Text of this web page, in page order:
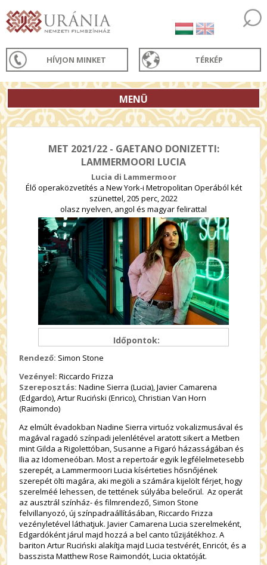
HÍVJON MINKET TÉRKÉP
MENÜ
MET 2021/22 - GAETANO DONIZETTI:
LAMMERMOORI LUCIA
Lucia di Lammermoor
Élő operaközvetítés a New York-i Metropolitan Operából két
szünettel, 205 perc, 2022
olasz nyelven, angol és magyar felirattal
Időpontok:
Rendező: Simon Stone
Vezényel: Riccardo Frizza
Szereposztás: Nadine Sierra (Lucia), Javier Camarena
(Edgardo), Artur Ruciński (Enrico), Christian Van Horn
(Raimondo)
Az elmúlt évadokban Nadine Sierra virtuóz vokalizmusával és
magával ragadó színpadi jelenlétével aratott sikert a Metben
mint Gilda a Rigolettóban, Susanne a Figaró házasságában és
Ilia az Idomeneóban. Most a repertoár egyik legfélelmetesebb
szerepét, a Lammermoori Lucia kísérteties hősnőjének
szerepét ölti magára, aki megöli a számára kijelölt férjet, hogy
szerelméé lehessen, de tettének súlyába beleőrül. Az operát
az ausztrál színház- és filmrendező, Simon Stone
felvillanyozó, új színpadraállításában, Riccardo Frizza
vezényletével láthatjuk. Javier Camarena Lucia szerelmeként,
Edgardóként járul majd hozzá a bel canto tűzijátékhoz. A
bariton Artur Ruciński alakítja majd Lucia testvérét, Enricót, és a
basszista Matthew Rose Raimondót, Lucia oktatóját.